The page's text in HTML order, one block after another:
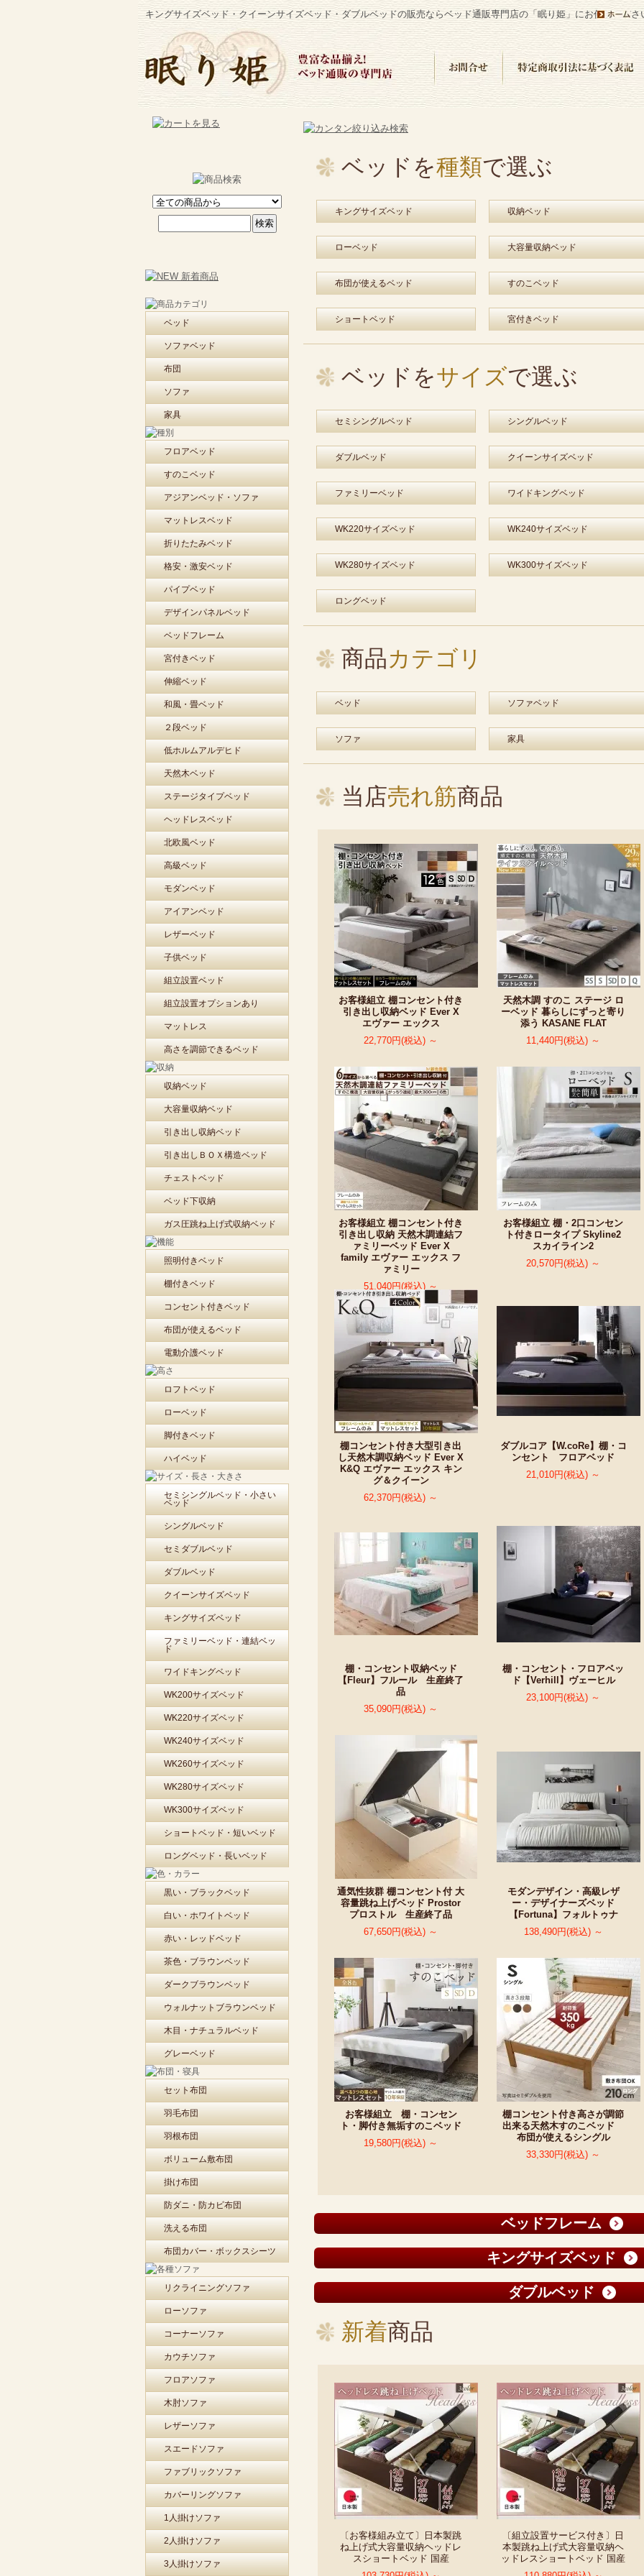
キングサイズベッド・クイーンサイズベッド・ダブルベッドの販売ならベッド通販専門店の「眠り姫」にお任せくださ
ベッドを種類で選ぶ
キングサイズベッド 収納ベッド
ローベッド 大容量収納ベッド
布団が使えるベッド すのこベッド
ショートベッド 宮付きベッド
ベッドをサイズで選ぶ
セミシングルベッド シングルベッド
ダブルベッド クイーンサイズベッド
ファミリーベッド ワイドキングベッド
WK220サイズベッド WK240サイズベッド
WK280サイズベッド WK300サイズベッド
ロングベッド
商品カテゴリ
ベッド ソファベッド
ソファ 家具
当店売れ筋商品
お客様組立 棚コンセント付き
引き出し収納ベッド Ever X
エヴァー エックス
22,770円(税込) ～
天然木調 すのこ ステージ ロ
ーベッド 暮らしにずっと寄り
添う KASANE FLAT
11,440円(税込) ～
お客様組立 棚コンセント付き
引き出し収納 天然木調連結フ
ァミリーベッド Ever X
family エヴァー エックス フ
ァミリー
51,040円(税込) ～
お客様組立 棚・2口コンセン
ト付きロータイプ Skyline2
スカイライン2
20,570円(税込) ～
棚コンセント付き大型引き出
し天然木調収納ベッド Ever X
K&Q エヴァー エックス キン
グ＆クイーン
62,370円(税込) ～
ダブルコア【W.coRe】棚・コ
ンセント フロアベッド
21,010円(税込) ～
棚・コンセント収納ベッド
【Fleur】フルール 生産終了
品
35,090円(税込) ～
棚・コンセント・フロアベッ
ド【Verhill】ヴェーヒル
23,100円(税込) ～
通気性抜群 棚コンセント付 大
容量跳ね上げベッド Prostor
プロストル 生産終了品
67,650円(税込) ～
モダンデザイン・高級レザ
ー・デザイナーズベッド
【Fortuna】フォルトゥナ
138,490円(税込) ～
お客様組立 棚・コンセン
ト・脚付き無垢すのこベッド
19,580円(税込) ～
棚コンセント付き高さが調節
出来る天然木すのこベッド
布団が使えるシングル
33,330円(税込) ～
ベッドフレーム
キングサイズベッド
ダブルベッド
新着商品
〔お客様組み立て〕日本製跳
ね上げ式大容量収納ヘッドレ
スショートベッド 国産
〔組立設置サービス付き〕日
本製跳ね上げ式大容量収納ヘ
ッドレスショートベッド 国産
ベッド
ソファベッド
布団
ソファ
家具
フロアベッド
すのこベッド
アジアンベッド・ソファ
マットレスベッド
折りたたみベッド
格安・激安ベッド
パイプベッド
デザインパネルベッド
ベッドフレーム
宮付きベッド
伸縮ベッド
和風・畳ベッド
２段ベッド
低ホルムアルデヒド
天然木ベッド
ステージタイプベッド
ヘッドレスベッド
北欧風ベッド
高級ベッド
モダンベッド
アイアンベッド
レザーベッド
子供ベッド
組立設置ベッド
組立設置オプションあり
マットレス
高さを調節できるベッド
収納ベッド
大容量収納ベッド
引き出し収納ベッド
引き出しＢＯＸ構造ベッド
チェストベッド
ベッド下収納
ガス圧跳ね上げ式収納ベッド
照明付きベッド
棚付きベッド
コンセント付きベッド
布団が使えるベッド
電動介護ベッド
ロフトベッド
ローベッド
脚付きベッド
ハイベッド
セミシングルベッド・小さい
ベッド
シングルベッド
セミダブルベッド
ダブルベッド
クイーンサイズベッド
キングサイズベッド
ファミリーベッド・連結ベッ
ド
ワイドキングベッド
WK200サイズベッド
WK220サイズベッド
WK240サイズベッド
WK260サイズベッド
WK280サイズベッド
WK300サイズベッド
ショートベッド・短いベッド
ロングベッド・長いベッド
黒い・ブラックベッド
白い・ホワイトベッド
赤い・レッドベッド
茶色・ブラウンベッド
ダークブラウンベッド
ウォルナットブラウンベッド
木目・ナチュラルベッド
グレーベッド
セット布団
羽毛布団
羽根布団
ボリューム敷布団
掛け布団
防ダニ・防カビ布団
洗える布団
布団カバー・ボックスシーツ
リクライニングソファ
ローソファ
コーナーソファ
カウチソファ
フロアソファ
木肘ソファ
レザーソファ
スエードソファ
ファブリックソファ
カバーリングソファ
1人掛けソファ
2人掛けソファ
3人掛けソファ